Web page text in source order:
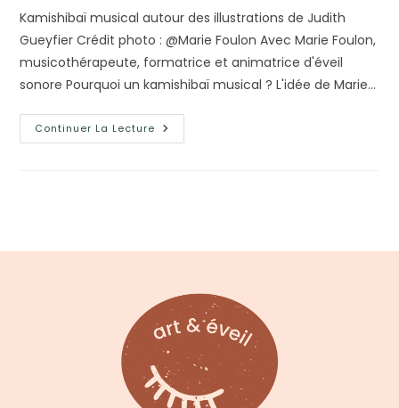
la
Kamishibaï musical autour des illustrations de Judith
Gueyfier Crédit photo : @Marie Foulon Avec Marie Foulon,
musicothérapeute, formatrice et animatrice d'éveil
sonore Pourquoi un kamishibaï musical ? L'idée de Marie…
Continuer La Lecture Fête
De
L’illustration